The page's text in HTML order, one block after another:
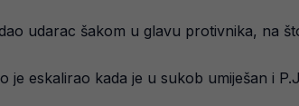
udarac šakom u glavu protivnika, na
je eskalirao kada je u sukob umiješan i